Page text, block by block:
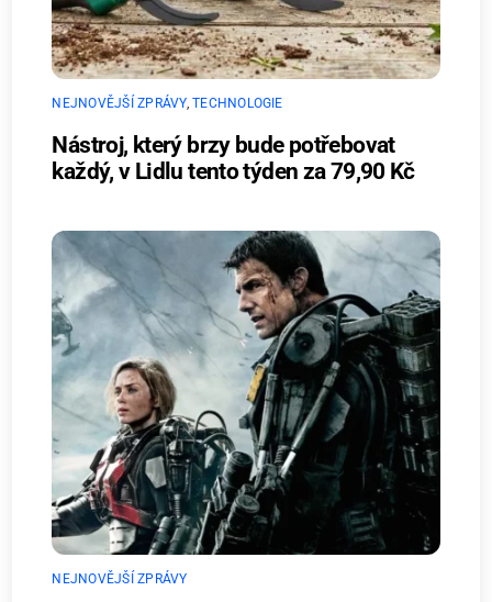
NEJNOVĚJŠÍ ZPRÁVY,TECHNOLOGIE
Nástroj, který brzy bude potřebovat
každý, v Lidlu tento týden za 79,90 Kč
NEJNOVĚJŠÍ ZPRÁVY